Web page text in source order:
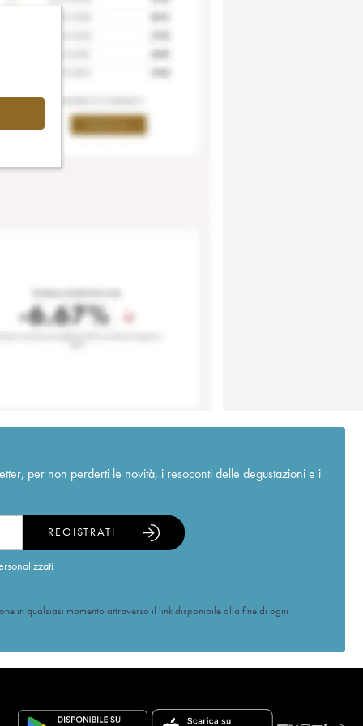
per non perderti le novità, i resoconti delle degustazioni e i
REGISTRATI
in qualsiasi momento attraverso il link disponibile alla fine di ogni